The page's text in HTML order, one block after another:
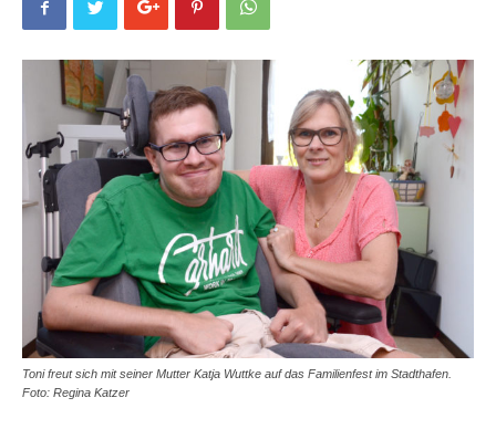
Toni freut sich mit seiner Mutter Katja Wuttke auf das Familienfest im Stadthafen.
Foto: Regina Katzer